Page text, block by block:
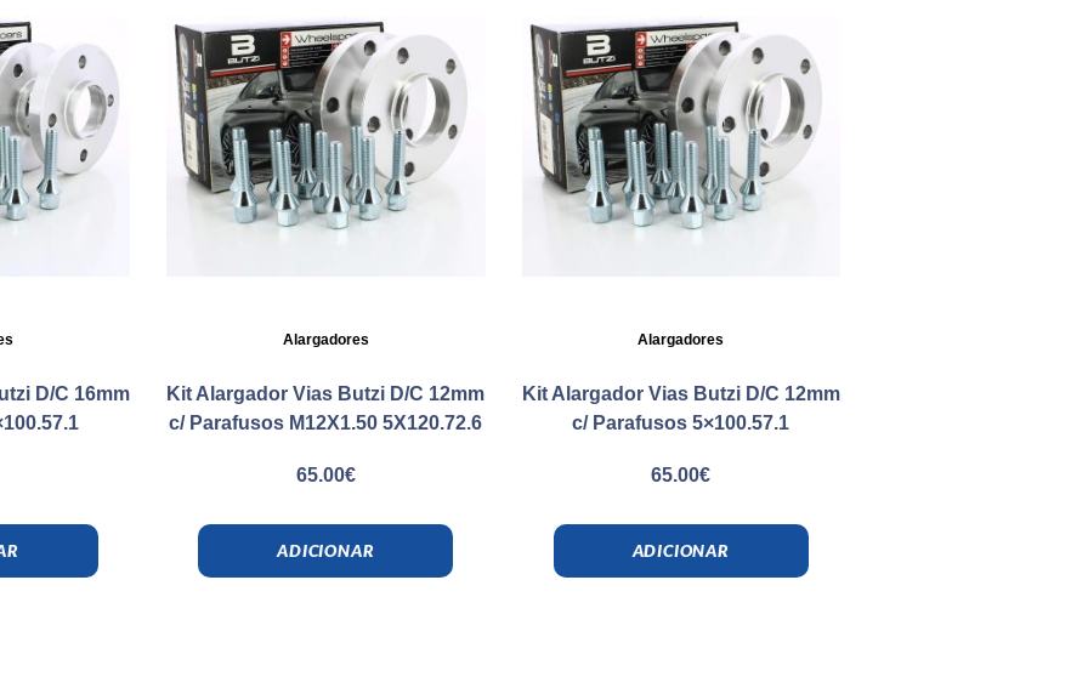
D/C 16mm
Alargadores
Kit Alargador Vias Butzi D/C 12mm
c/ Parafusos M12X1.50 5X120.72.6
65.00€
ADICIONAR
Alargadores
Kit Alargador Vias Butzi D/C 12mm
c/ Parafusos 5×100.57.1
65.00€
ADICIONAR